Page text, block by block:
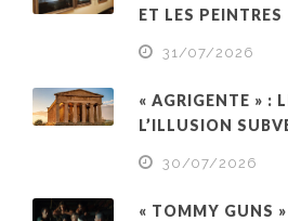
ET LES PEINTRES
31/07/2026
« AGRIGENTE » :
L’ILLUSION
30/07/2026
« TOMMY GUNS